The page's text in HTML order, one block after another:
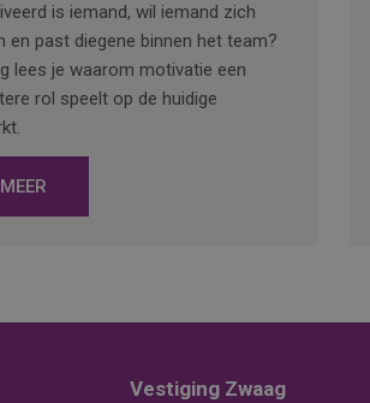
is iemand, wil iemand zich
en past diegene binnen het team?
lees je waarom motivatie een
rol speelt op de huidige
Vestiging Zwaag